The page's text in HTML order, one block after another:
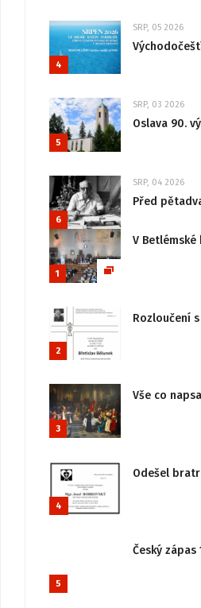
4
SRP, 05 2026
5
SRP, 03 2026
Oslava 90.
6
SRP, 04 2026
Před
1
V
2
Rozloučení
3
Vše co
4
Odešel
5
Český